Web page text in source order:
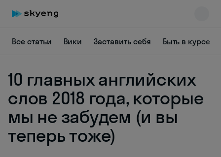
Все статьи Вики Заставить себя Быть в курсе
10 главных английских
слов 2018 года, которые
мы не забудем (и вы
теперь тоже)
online